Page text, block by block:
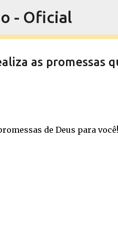
- Oficial
as promessas
de Deus para